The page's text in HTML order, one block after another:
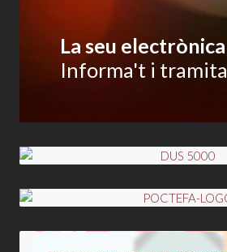
La seu electrònica
Informa't i tramita